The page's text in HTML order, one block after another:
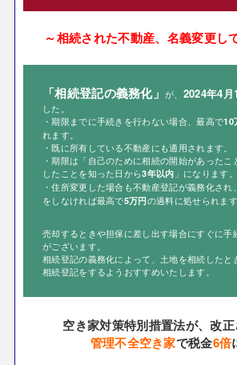
～相続された不動産、名義変更し
「相続登記の義務化」が、 2024年4月
した。
・期限までに手続きを行わない場合、最高で10
れます。
・既に所有している不動産にも適用されます。
・期限は「自己のために相続の開始があった
したことを知った日から3年以内 」になります。
・住所変更した場合も不動産登記が義務化され、
をしなければ最高で5万円の過料に処せられます
売却するときや担保に差し出す場合にすぐに手
がございます。
相続登記の義務化によって、土地を相続したと
相続登記をするようおすすめいたします。
空き家対策特別措置法が、改正
管理不全空き家で税金6倍